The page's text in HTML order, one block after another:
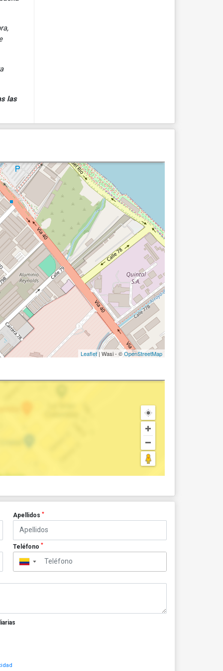
las
Leaflet| Wasi - ©OpenStreetMap
Apellidos *
Teléfono *
▼